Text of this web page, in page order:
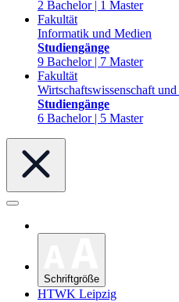
2 Bachelor | 1 Master
Fakultät
Informatik und Medien
Studiengänge
9 Bachelor | 7 Master
Fakultät
Wirtschaftswissenschaft
Studiengänge
6 Bachelor | 5 Master
Schriftgröße
HTWK Leipzig